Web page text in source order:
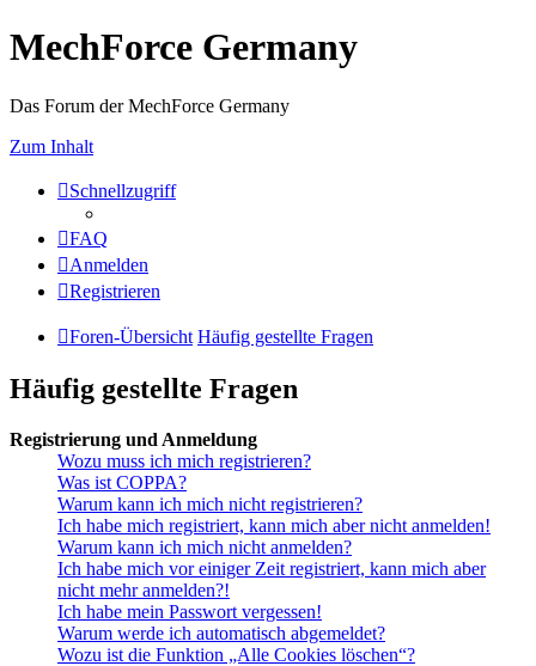
MechForce Germany
Das Forum der MechForce Germany
Zum Inhalt
Schnellzugriff
FAQ
Anmelden
Registrieren
Foren-Übersicht Häufig gestellte Fragen
Häufig gestellte Fragen
Registrierung und Anmeldung
Wozu muss ich mich registrieren?
Was ist COPPA?
Warum kann ich mich nicht registrieren?
Ich habe mich registriert, kann mich aber nicht anmelden!
Warum kann ich mich nicht anmelden?
Ich habe mich vor einiger Zeit registriert, kann mich aber
nicht mehr anmelden?!
Ich habe mein Passwort vergessen!
Warum werde ich automatisch abgemeldet?
Wozu ist die Funktion „Alle Cookies löschen“?